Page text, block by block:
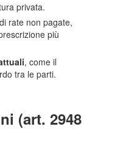
privata.
rate non pagate,
più
, come il
tra le parti.
(art. 2948